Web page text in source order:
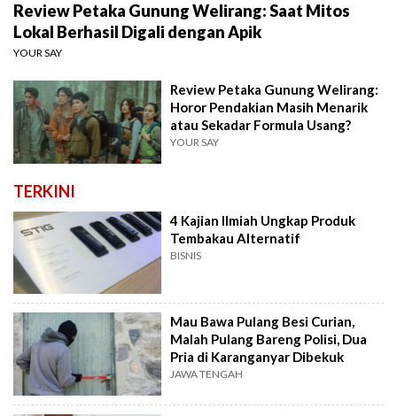
Review Petaka Gunung Welirang: Saat Mitos
Lokal Berhasil Digali dengan Apik
YOUR SAY
Review Petaka Gunung Welirang:
Horor Pendakian Masih Menarik
atau Sekadar Formula Usang?
YOUR SAY
TERKINI
4 Kajian Ilmiah Ungkap Produk
Tembakau Alternatif
BISNIS
Mau Bawa Pulang Besi Curian,
Malah Pulang Bareng Polisi, Dua
Pria di Karanganyar Dibekuk
JAWA TENGAH